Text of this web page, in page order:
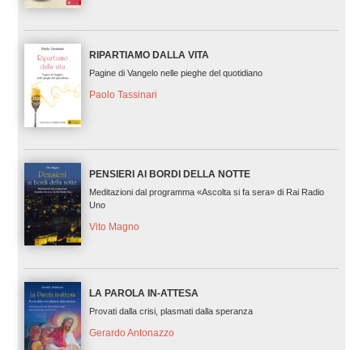
RIPARTIAMO DALLA VITA
Pagine di Vangelo nelle pieghe del quotidiano
Paolo Tassinari
PENSIERI AI BORDI DELLA NOTTE
Meditazioni dal programma «Ascolta si fa sera» di Rai Radio
Uno
Vito Magno
LA PAROLA IN-ATTESA
Provati dalla crisi, plasmati dalla speranza
Gerardo Antonazzo